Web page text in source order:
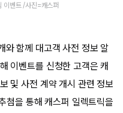
이벤트 /사진=캐스퍼
와 함께 대고객 사전 정보 알
이벤트를 신청한 고객은 캐
및 사전 계약 개시 관련 정보
첨을 통해 캐스퍼 일렉트릭을